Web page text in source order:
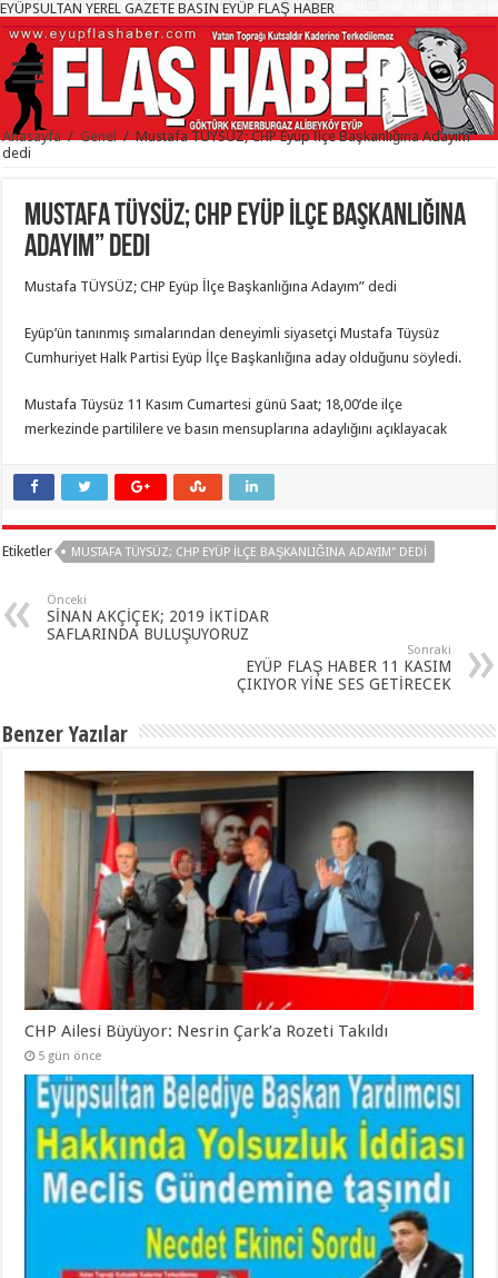
EYÜPSULTAN YEREL GAZETE BASIN EYÜP FLAŞ HABER
Anasayfa / Genel / Mustafa TÜYSÜZ; CHP Eyüp İlçe Başkanlığına Adayım”
dedi
Mustafa TÜYSÜZ; CHP Eyüp İlçe Başkanlığına
Adayım” dedi
Mustafa TÜYSÜZ; CHP Eyüp İlçe Başkanlığına Adayım” dedi
Eyüp’ün tanınmış sımalarından deneyimli siyasetçi Mustafa Tüysüz
Cumhuriyet Halk Partisi Eyüp İlçe Başkanlığına aday olduğunu söyledi.
Mustafa Tüysüz 11 Kasım Cumartesi günü Saat; 18,00’de ilçe
merkezinde partililere ve basın mensuplarına adaylığını açıklayacak
Etiketler MUSTAFA TÜYSÜZ; CHP EYÜP İLÇE BAŞKANLIĞINA ADAYIM" DEDI
Önceki
SİNAN AKÇİÇEK; 2019 İKTİDAR
SAFLARINDA BULUŞUYORUZ
Sonraki
EYÜP FLAŞ HABER 11 KASIM
ÇIKIYOR YİNE SES GETİRECEK
Benzer Yazılar
CHP Ailesi Büyüyor: Nesrin Çark’a Rozeti Takıldı
5 gün önce